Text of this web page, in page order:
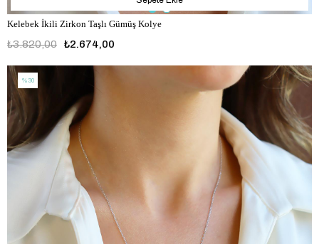
Kelebek İkili Zirkon Taşlı Gümüş Kolye
₺2.674,00
₺3.820,00
%30